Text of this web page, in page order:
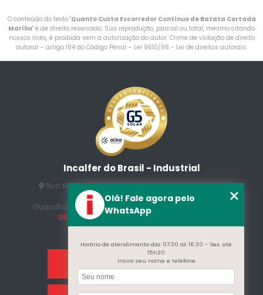
O conteúdo do texto "Quanto Custa Escorredor Contínuo de Batata Cortada
Marília" é de direito reservado. Sua reprodução, parcial ou total, mesmo citando
nossos links, é proibida sem a autorização do autor. Crime de violação de direito
autoral – artigo 184 do Código Penal – Lei 9610/98 - Lei de direitos autorais.
Incalfer do Brasil - Industrial
Rua Manuel Jesus Fernandes , 172 - Jardim Santo
Afonso
Guarulhos - SP - CEP: 07215-230
(11) 3296-7700
98409-5498
contato@incalfer.com.br
Home
Olá! Fale agora pelo
WhatsApp
Horário de atendimento das 07:30 às 16:30 - Sex. até
15h30
Insira seu nome e telefone